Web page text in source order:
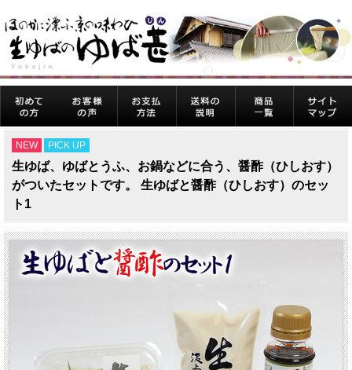
NEW PICK UP
生ゆば、ゆばとうふ、お鍋などに合う、醤酢（ひしおす）
がついたセットです。 生ゆばと醤酢（ひしおす）のセッ
ト1